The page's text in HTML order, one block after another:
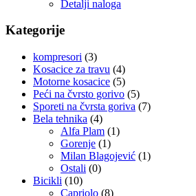
Detalji naloga
Kategorije
kompresori (3)
Kosacice za travu (4)
Motorne kosacice (5)
Peći na čvrsto gorivo (5)
Sporeti na čvrsta goriva (7)
Bela tehnika (4)
Alfa Plam (1)
Gorenje (1)
Milan Blagojević (1)
Ostali (0)
Bicikli (10)
Capriolo (8)